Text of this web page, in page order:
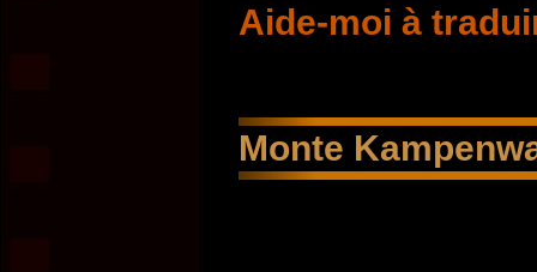
Aide-moi à
Monte